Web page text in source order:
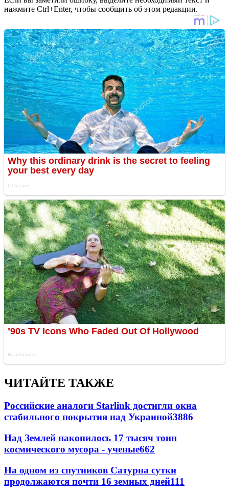
нажмите Ctrl+Enter, чтобы сообщить об этом редакции.
ЧИТАЙТЕ ТАКЖЕ
Российские аналоги Starlink достигли окна
стабильного покрытия над Украиной3886
Над Землей накопилось 17 тысяч тонн
космического мусора - ученые662
На одном из спутников Сатурна сутки
продолжаются почти 16 земных дней111